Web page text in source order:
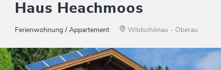
Haus Heachmoos
Ferienwohnung / Appartement Wildschönau - Oberau